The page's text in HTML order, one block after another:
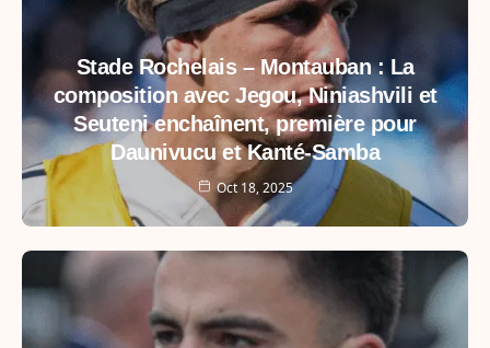
Stade Rochelais – Montauban : La
composition avec Jegou, Niniashvili et
Seuteni enchaînent, première pour
Daunivucu et Kanté-Samba
Oct 18, 2025